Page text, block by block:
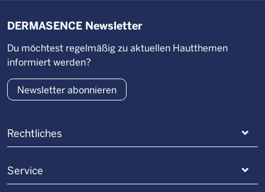
Rechtliches
Service
DERMASENCE Newsletter
Du möchtest regelmäßig zu aktuellen Hautthemen
informiert werden?
Newsletter abonnieren